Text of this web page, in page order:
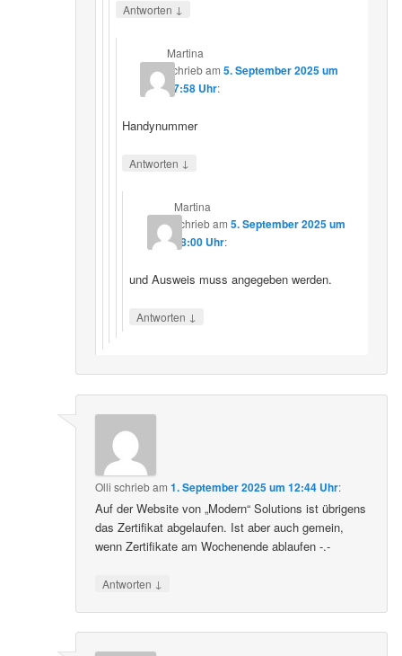
Antworten ↓
Martina
schriebam5. September 2025 um
17:58 Uhr:
Handynummer
Antworten ↓
Martina
schriebam 5. September 2025 um
18:00 Uhr:
und Ausweis muss angegeben werden.
Antworten ↓
Olli schriebam1. September 2025 um 12:44 Uhr:
Auf der Website von „Modern“ Solutions ist übrigens
das Zertifikat abgelaufen. Ist aber auch gemein,
wenn Zertifikate am Wochenende ablaufen -.-
Antworten ↓